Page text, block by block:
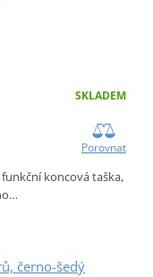
SKLADEM
Porovnat
funkční koncová taška,
černo-šedý